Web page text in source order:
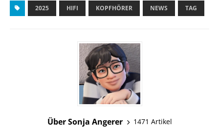
2025 HIFI KOPFHÖRER NEWS TAG
Über Sonja Angerer
1471 Artikel